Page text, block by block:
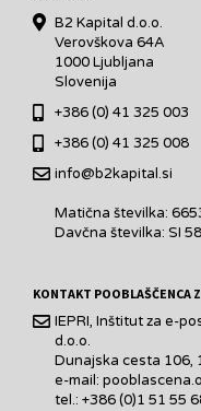
B2 Kapital d.o.o.
Verovškova 64A
1000 Ljubljana
Slovenija
+386 (0) 41 325 003
+386 (0) 41 325 008
info@b2kapital.si
Matična številka:
Davčna številka: SI
KONTAKT POOBLAŠČENCA
IEPRI, Inštitut za e-
d.o.o.
Dunajska cesta 106,
e-mail:
tel.: +386 (0)1 51 55